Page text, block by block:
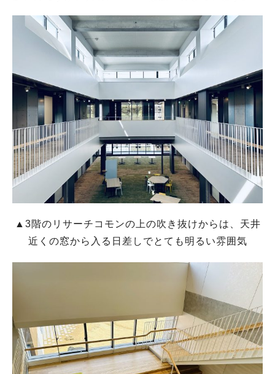
▲3階のリサーチコモンの上の吹き抜けからは、天井
近くの窓から入る日差しでとても明るい雰囲気